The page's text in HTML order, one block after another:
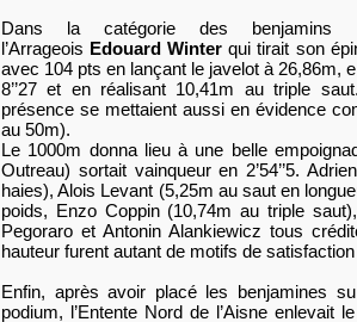
Dans la catégorie des benjamins
l’Arrageois Edouard Winterqui tirait son
avec 104 pts en lançant le javelot à 26,86m,
8’’27 et en réalisant 10,41m au triple
présence se mettaient aussi en évidence
au 50m).
Le 1000m donna lieu à une belle
Outreau) sortait vainqueur en 2’54’’5.
haies), Alois Levant (5,25m au saut en
poids, Enzo Coppin (10,74m au triple
Pegoraro et Antonin Alankiewicz tous
hauteur furent autant de motifs de
Enfin, après avoir placé les benjamines
podium, l’Entente Nord de l’Aisne enlevait